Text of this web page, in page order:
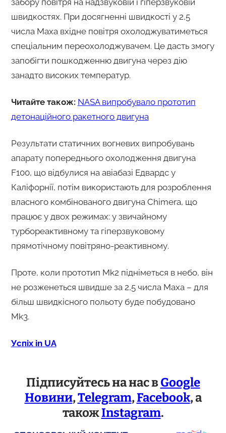
швидкостях. При досягненні швидкості у 2,5
числа Маха вхідне повітря охолоджуватиметься
спеціальним переохолоджувачем. Це дасть змогу
запобігти пошкодженню двигуна через дію
занадто високих температур.
Читайте також: NASA випробувало прототип
детонаційного ракетного двигуна
Результати статичних вогневих випробувань
апарату попереднього охолодження двигуна
F100, що відбулися на авіабазі Едвардс у
Каліфорнії, потім використають для розроблення
власного комбінованого двигуна Chimera, що
працює у двох режимах: у звичайному
турбореактивному та гіперзвуковому
прямотічному повітряно-реактивному.
Проте, коли прототип Mk2 підніметься в небо, він
не розженеться швидше за 2,5 числа Маха – для
більш швидкісного польоту буде побудовано
Mk3.
Успіх in UA
Підписуйтесь на нас вGoogle
Новини,Telegram,Facebook, а
такожInstagram.